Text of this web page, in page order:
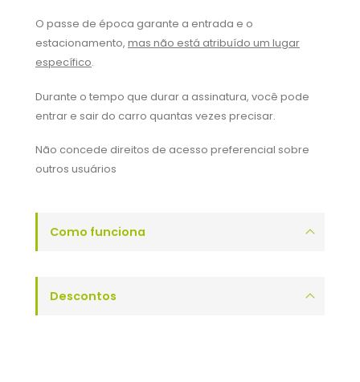
O passe de época garante a entrada e o
estacionamento, mas não está atribuído um lugar
específico.
Durante o tempo que durar a assinatura, você pode
entrar e sair do carro quantas vezes precisar.
Não concede direitos de acesso preferencial sobre
outros usuários
Como funciona
Descontos